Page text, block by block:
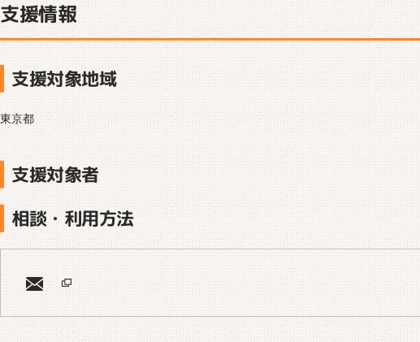
支援情報
支援対象地域
東京都
支援対象者
相談・利用方法